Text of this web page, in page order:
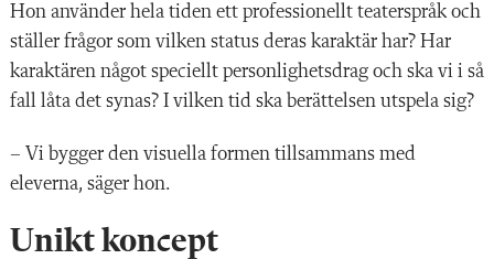
Hon använder hela tiden ett professionellt teaterspråk och
ställer frågor som vilken status deras karaktär har? Har
karaktären något speciellt personlighetsdrag och ska vi i så
fall låta det synas? I vilken tid ska berättelsen utspela sig?
– Vi bygger den visuella formen tillsammans med
eleverna, säger hon.
Unikt koncept